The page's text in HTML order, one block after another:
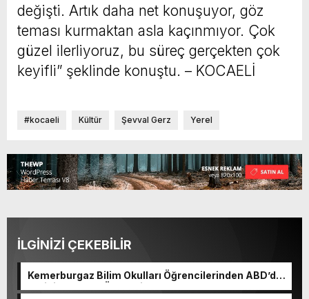
değişti. Artık daha net konuşuyor, göz
teması kurmaktan asla kaçınmıyor. Çok
güzel ilerliyoruz, bu süreç gerçekten çok
keyifli” şeklinde konuştu. – KOCAELİ
#kocaeli Kültür Şevval Gerz Yerel
İLGİNİZİ ÇEKEBİLİR
Kemerburgaz Bilim Okulları Öğrencilerinden ABD’de
Tarihi Başarı: 6 Öğrenci 14 Madalya Kazandı